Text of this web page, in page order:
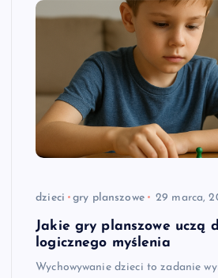
dzieci gry planszowe 29 marca,
Jakie gry planszowe uczą
logicznego myślenia
Wychowywanie dzieci to zadanie